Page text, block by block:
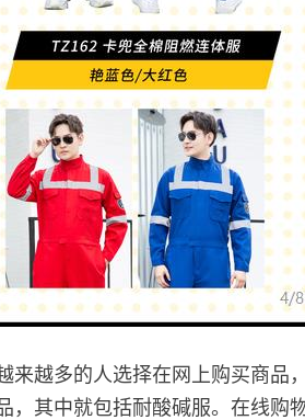
来越多的人选择在网上购买商
，其中就包括耐酸碱服。在线